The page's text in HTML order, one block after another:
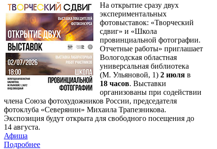
На открытие сразу двух
экспериментальных
фотовыставок: «Творческий
сдвиг» и «Школа
провинциальной фотографии.
Отчетные работы» приглашает
Вологодская областная
универсальная библиотека
(М. Ульяновой, 1) 2 июля в
18 часов. Выставки
организованы при содействии
члена Союза фотохудожников России, председателя
фотоклуба «Северянин» Михаила Трапезникова.
Экспозиция будут открыта для свободного посещения до
14 августа.
Афиша
Подробнее